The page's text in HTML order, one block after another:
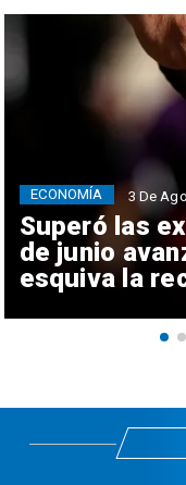
Superó las
de junio
esquiva la
ECONOMÍA 3 De